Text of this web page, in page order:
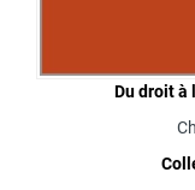
Du droit à